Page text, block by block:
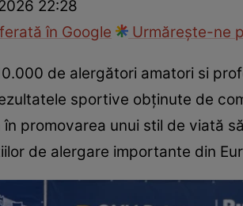
22:28
în Google
Urmărește-ne
de alergători amatori si
sportive obținute de
promovarea unui stil de viată
de alergare importante din